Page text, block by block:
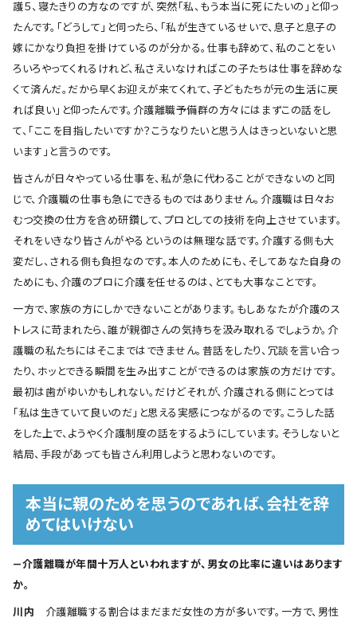
護５、寝たきりの方なのですが、突然「私、もう本当に死にたいの」と仰っ
たんです。「どうして」と伺ったら、「私が生きているせいで、息子と息子の
嫁にかなり負担を掛けているのが分かる。仕事も辞めて、私のことをい
ろいろやってくれるけれど、私さえいなければこの子たちは仕事を辞めな
くて済んだ。だから早くお迎えが来てくれて、子どもたちが元の生活に戻
れば良い」と仰ったんです。介護離職予備群の方々にはまずこの話をし
て、「ここを目指したいですか？こうなりたいと思う人はきっといないと思
います」と言うのです。
皆さんが日々やっている仕事を、私が急に代わることができないのと同
じで、介護職の仕事も急にできるものではありません。介護職は日々お
むつ交換の仕方を含め研鑽して、プロとしての技術を向上させています。
それをいきなり皆さんがやるというのは無理な話です。介護する側も大
変だし、される側も負担なのです。本人のためにも、そしてあなた自身の
ためにも、介護のプロに介護を任せるのは、とても大事なことです。
一方で、家族の方にしかできないことがあります。もしあなたが介護のス
トレスに苛まれたら、誰が親御さんの気持ちを汲み取れるでしょうか。介
護職の私たちにはそこまではできません。昔話をしたり、冗談を言い合っ
たり、ホッとできる瞬間を生み出すことができるのは家族の方だけです。
最初は歯がゆいかもしれない。だけどそれが、介護される側にとっては
「私は生きていて良いのだ」と思える実感につながるのです。こうした話
をした上で、ようやく介護制度の話をするようにしています。そうしないと
結局、手段があっても皆さん利用しようと思わないのです。
本当に親のためを思うのであれば、会社を辞
めてはいけない
―介護離職が年間十万人といわれますが、男女の比率に違いはあります
か。
川内 介護離職する割合はまだまだ女性の方が多いです。一方で、男性